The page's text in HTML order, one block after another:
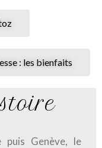
: les bienfaits
puis Genève, le